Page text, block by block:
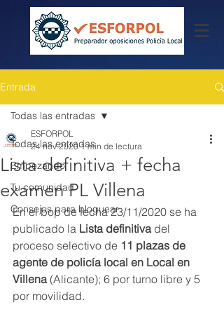
Entrada
Todas las entradas
Empezando
Tu comunidad
Consejos para bloguear
Todas las entradas
Lista definitiva + fecha
examen PL Villena
ESFORPOL
24 nov 2020 1 min de lectura
En el bop de fecha 23/11/2020 se ha
publicado la Lista definitiva del
proceso selectivo de 11 plazas de
agente de policía local en Local en
Villena (Alicante); 6 por turno libre y 5
por movilidad.